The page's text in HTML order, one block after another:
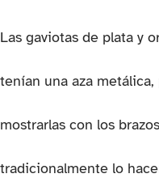
Las gaviotas de plata y
tenían una aza
mostrarlas con los
tradicionalmente lo